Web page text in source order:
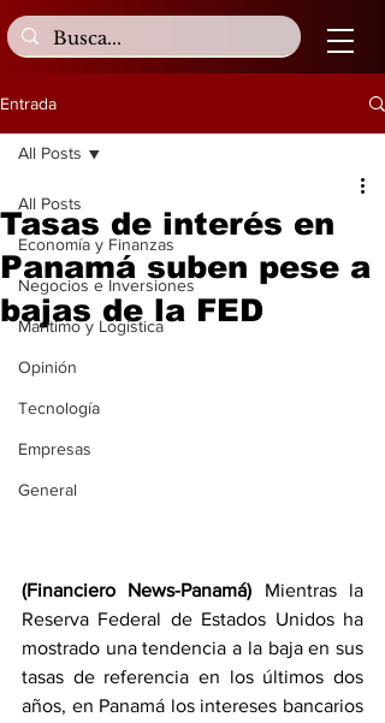
Entrada
All Posts
Economía y Finanzas
Negocios e Inversiones
Marítimo y Logística
Opinión
Tecnología
Empresas
General
All Posts
Tasas de interés en
Panamá suben pese a
bajas de la FED
(Financiero News-Panamá) Mientras la
Reserva Federal de Estados Unidos ha
mostrado una tendencia a la baja en sus
tasas de referencia en los últimos dos
años, en Panamá los intereses bancarios